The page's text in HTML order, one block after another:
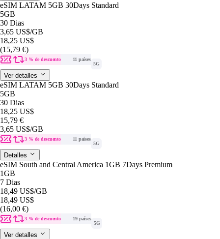
eSIM LATAM 5GB 30Days Standard
5GB
30 Dias
3,65 US$/GB
18,25 US$
(15,79 €)
3 % de descuento
11 países
5G
Ver detalles
eSIM LATAM 5GB 30Days Standard
5GB
30 Dias
18,25 US$
15,79 €
3,65 US$/GB
3 % de descuento
11 países
5G
Detalles
eSIM South and Central America 1GB 7Days Premium
1GB
7 Dias
18,49 US$/GB
18,49 US$
(16,00 €)
3 % de descuento
19 países
5G
Ver detalles